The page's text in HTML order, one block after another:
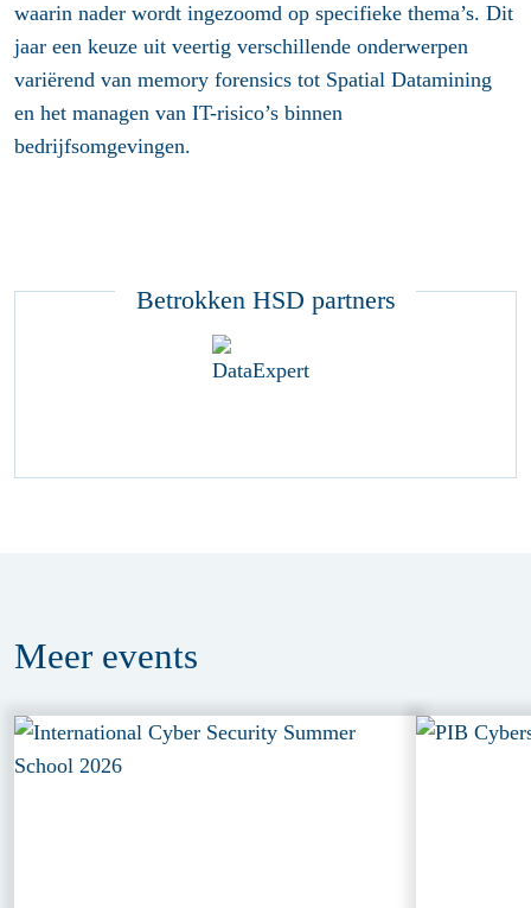
waarin nader wordt ingezoomd op specifieke thema’s. Dit
jaar een keuze uit veertig verschillende onderwerpen
variërend van memory forensics tot Spatial Datamining
en het managen van IT-risico’s binnen
bedrijfsomgevingen.
Betrokken HSD partners
Meer events